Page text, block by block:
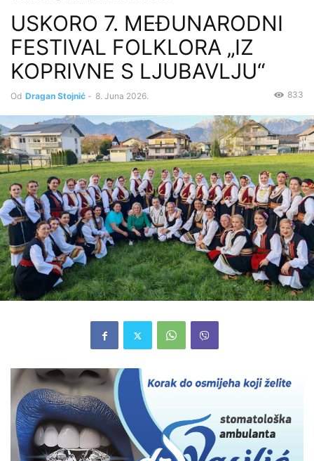
USKORO 7. MEĐUNARODNI
FESTIVAL FOLKLORA „IZ
KOPRIVNE S LJUBAVLJU“
Od Dragan Stojnić - 8. Juna 2026. 833